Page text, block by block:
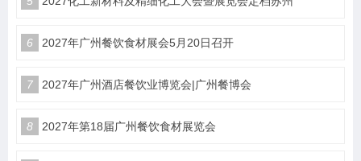
6 2027年广州餐饮食材展会5月20日召开
7 2027年广州酒店餐饮业博览会|广州餐博会
8 2027年第18届广州餐饮食材展览会